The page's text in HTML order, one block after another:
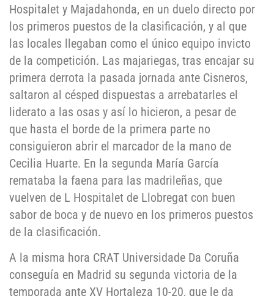
Hospitalet y Majadahonda, en un duelo directo por
los primeros puestos de la clasificación, y al que
las locales llegaban como el único equipo invicto
de la competición. Las majariegas, tras encajar su
primera derrota la pasada jornada ante Cisneros,
saltaron al césped dispuestas a arrebatarles el
liderato a las osas y así lo hicieron, a pesar de
que hasta el borde de la primera parte no
consiguieron abrir el marcador de la mano de
Cecilia Huarte. En la segunda María García
remataba la faena para las madrileñas, que
vuelven de L Hospitalet de Llobregat con buen
sabor de boca y de nuevo en los primeros puestos
de la clasificación.
A la misma hora CRAT Universidade Da Coruña
conseguía en Madrid su segunda victoria de la
temporada ante XV Hortaleza 10-20, que le da